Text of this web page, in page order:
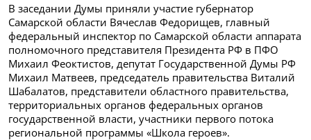
В заседании Думы приняли участие губернатор
Самарской области Вячеслав Федорищев, главный
федеральный инспектор по Самарской области аппарата
полномочного представителя Президента РФ в ПФО
Михаил Феоктистов, депутат Государственной Думы РФ
Михаил Матвеев, председатель правительства Виталий
Шабалатов, представители областного правительства,
территориальных органов федеральных органов
государственной власти, участники первого потока
региональной программы «Школа героев».